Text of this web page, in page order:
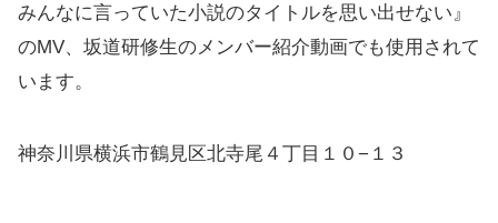
みんなに言っていた小説のタイトルを思い出せない』
のMV、坂道研修生のメンバー紹介動画でも使用されて
います。
神奈川県横浜市鶴見区北寺尾４丁目１０−１３